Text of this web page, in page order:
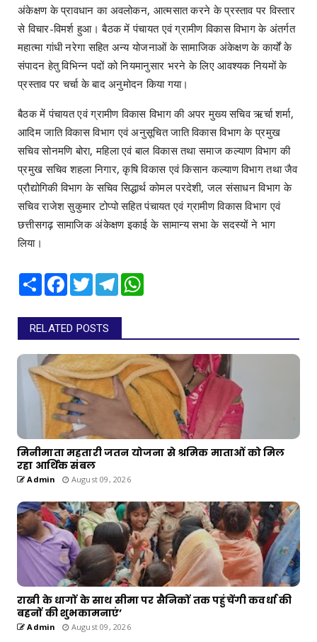
अंकेक्षण के प्रावधान का अवलोकन, आत्मसात करने के प्रस्ताव पर विस्तार
से विचार-विमर्श हुआ। बैठक में पंचायत एवं ग्रामीण विकास विभाग के अंतर्गत
महात्मा गांधी नरेगा सहित अन्य योजनाओं के सामाजिक अंकेक्षण के कार्यों के
संपादन हेतु विभिन्न पदों को नियमानुसार भरने के लिए आवश्यक नियमों के
प्रस्ताव पर चर्चा के बाद अनुमोदन किया गया।
बैठक में पंचायत एवं ग्रामीण विकास विभाग की अपर मुख्य सचिव ऋर्चा शर्मा,
आदिम जाति विकास विभाग एवं अनुसूचित जाति विकास विभाग के प्रमुख
सचिव सोनमणि बोरा, महिला एवं बाल विकास तथा समाज कल्याण विभाग की
प्रमुख सचिव शहला निगार, कृषि विकास एवं किसान कल्याण विभाग तथा जैव
प्रौद्योगिकी विभाग के सचिव सिद्धार्थ कोमल परदेशी, जल संसाधन विभाग के
सचिव राजेश सुकुमार टोप्पो सहित पंचायत एवं ग्रामीण विकास विभाग एवं
छत्तीसगढ़ सामाजिक अंकेक्षण इकाई के सामान्य सभा के सदस्यों ने भाग
लिया।
Share Facebook
TwitterTelegram
RELATED POSTS
मिनीमाता महतारी जतन योजना से श्रमिक माताओं को मिल
रहा आर्थिक संबल
Admin August 09, 2026
राखी के धागों के साथ सीमा पर सैनिकों तक पहुंचेंगी कवर्धा की
बहनों की शुभकामनाएं’
Admin August 09, 2026